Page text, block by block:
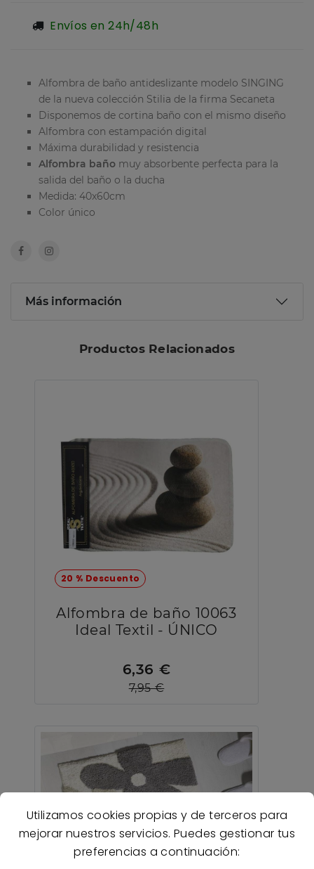
Utilizamos cookies propias y de terceros para
mejorar nuestros servicios. Puedes gestionar tus
preferencias a continuación:
Envíos en 24h/48h
Alfombra de baño antideslizante modelo SINGING
de la nueva colección Stilia de la firma Secaneta
Disponemos de cortina baño con el mismo diseño
Alfombra con estampación digital
Máxima durabilidad y resistencia
Alfombra baño muy absorbente perfecta para la
salida del baño o la ducha
Medida: 40x60cm
Color único
Más información
Productos Relacionados
20 % Descuento
Alfombra de baño 10063
Ideal Textil - ÚNICO
6,36 €
7,95 €